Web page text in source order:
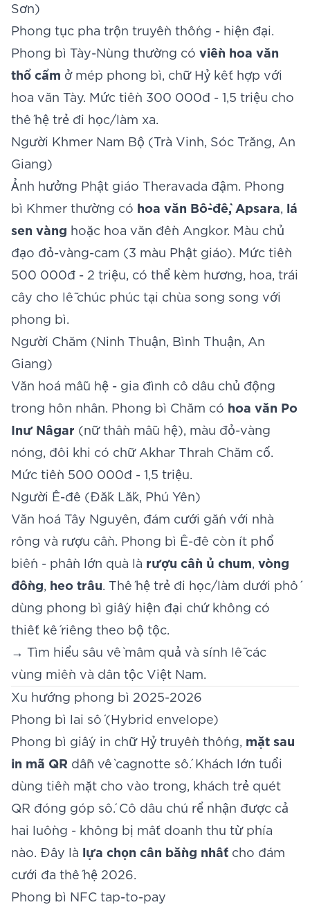
Sơn)
Phong tục pha trộn truyền thống - hiện đại.
Phong bì Tày-Nùng thường có viền hoa văn
thổ cẩm ở mép phong bì, chữ Hỷ kết hợp với
hoa văn Tày. Mức tiền 300 000đ - 1,5 triệu cho
thế hệ trẻ đi học/làm xa.
Người Khmer Nam Bộ (Trà Vinh, Sóc Trăng, An
Giang)
Ảnh hưởng Phật giáo Theravada đậm. Phong
bì Khmer thường có hoa văn Bồ-đề, Apsara, lá
sen vàng hoặc hoa văn đền Angkor. Màu chủ
đạo đỏ-vàng-cam (3 màu Phật giáo). Mức tiền
500 000đ - 2 triệu, có thể kèm hương, hoa, trái
cây cho lễ chúc phúc tại chùa song song với
phong bì.
Người Chăm (Ninh Thuận, Bình Thuận, An
Giang)
Văn hoá mẫu hệ - gia đình cô dâu chủ động
trong hôn nhân. Phong bì Chăm có hoa văn Po
Inư Nâgar (nữ thần mẫu hệ), màu đỏ-vàng
nóng, đôi khi có chữ Akhar Thrah Chăm cổ.
Mức tiền 500 000đ - 1,5 triệu.
Người Ê-đê (Đắk Lắk, Phú Yên)
Văn hoá Tây Nguyên, đám cưới gắn với nhà
rông và rượu cần. Phong bì Ê-đê còn ít phổ
biến - phần lớn quà là rượu cần ủ chum, vòng
đồng, heo trâu. Thế hệ trẻ đi học/làm dưới phố
dùng phong bì giấy hiện đại chứ không có
thiết kế riêng theo bộ tộc.
→ Tìm hiểu sâu vềmâm quả và sính lễcác
vùng miền và dân tộc Việt Nam.
Xu hướng phong bì 2025-2026
Phong bì lai số (Hybrid envelope)
Phong bì giấy in chữ Hỷ truyền thống, mặt sau
in mã QR dẫn về cagnotte số. Khách lớn tuổi
dùng tiền mặt cho vào trong, khách trẻ quét
QR đóng góp số. Cô dâu chú rể nhận được cả
hai luồng - không bị mất doanh thu từ phía
nào. Đây là lựa chọn cân bằng nhất cho đám
cưới đa thế hệ 2026.
Phong bì NFC tap-to-pay